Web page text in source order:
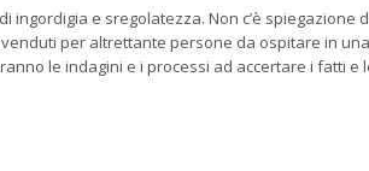
ingordigia e sregolatezza. Non c’è spiegazione
venduti per altrettante persone da ospitare in
le indagini e i processi ad accertare i fatti e